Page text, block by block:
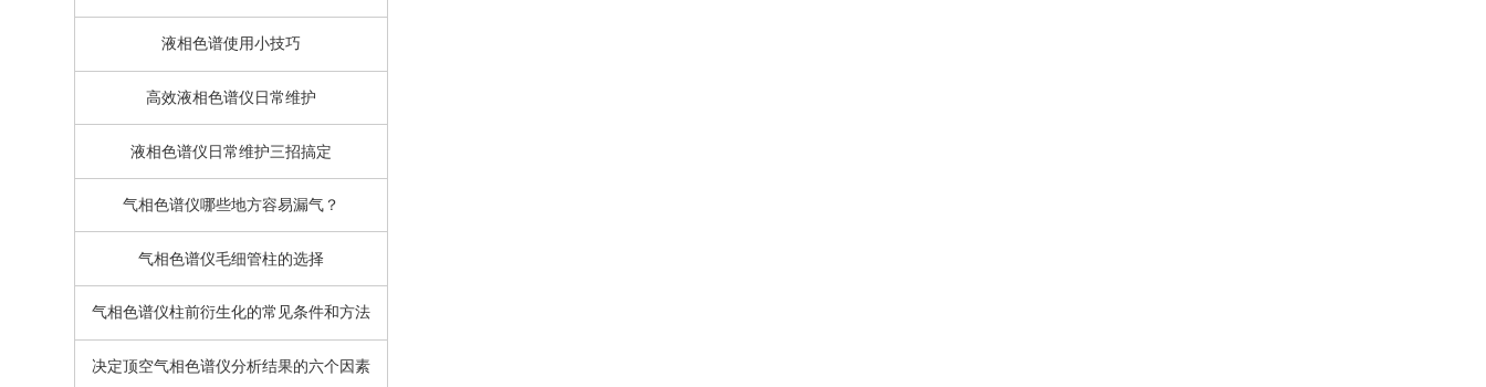
液相色谱使用小技巧
高效液相色谱仪日常维护
液相色谱仪日常维护三招搞定
气相色谱仪哪些地方容易漏气？
气相色谱仪毛细管柱的选择
气相色谱仪柱前衍生化的常见条件和方法
决定顶空气相色谱仪分析结果的六个因素